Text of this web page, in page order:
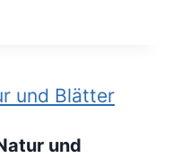
und